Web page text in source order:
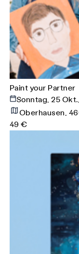
Paint your Partner
Sonntag, 25
Oberhausen,
49 €